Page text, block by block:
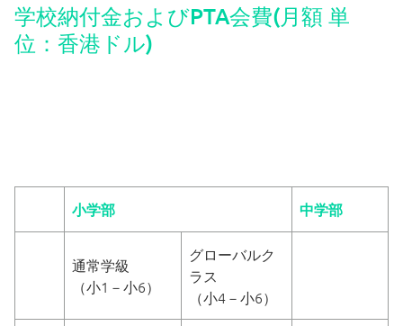
学校納付金およびPTA会費(月額 単
位：香港ドル)
小学部 中学部
通常学級
（小1－小6）
グローバルク
ラス
（小4－小6）